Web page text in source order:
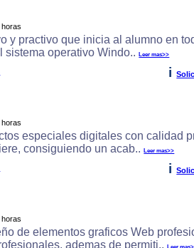
horas
y practivo que inicia al alumno en
sistema operativo Windo..Leer mas>>
i
horas
especiales digitales con calidad
consiguiendo un acab..Leer mas>>
i
horas
de elementos graficos Web
ademas de permiti..Leer